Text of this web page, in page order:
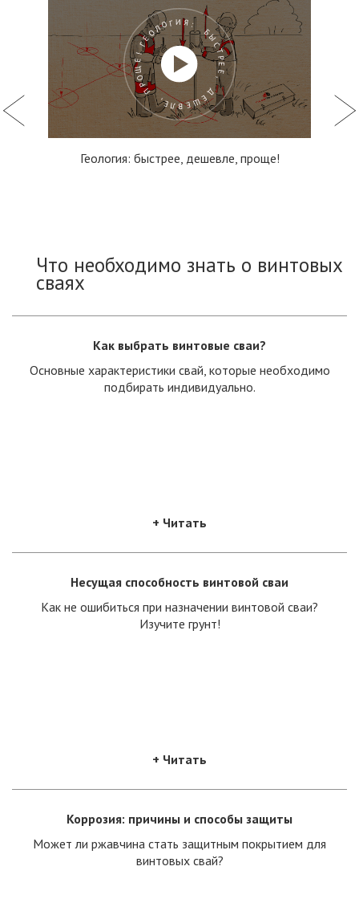
ГЕОЛОГИЯ: БЫСТРЕЕ, ДЕШЕВЛЕ, ПРОЩЕ!
Геология: быстрее, дешевле, проще!
Что необходимо знать о винтовых
сваях
Как выбрать винтовые сваи?
Основные характеристики свай, которые необходимо
подбирать индивидуально.
+ Читать
Несущая способность винтовой сваи
Как не ошибиться при назначении винтовой сваи?
Изучите грунт!
+ Читать
Коррозия: причины и способы защиты
Может ли ржавчина стать защитным покрытием для
винтовых свай?